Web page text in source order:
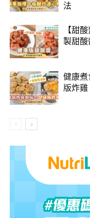
法
【甜
製甜酸
健康
版炸雞